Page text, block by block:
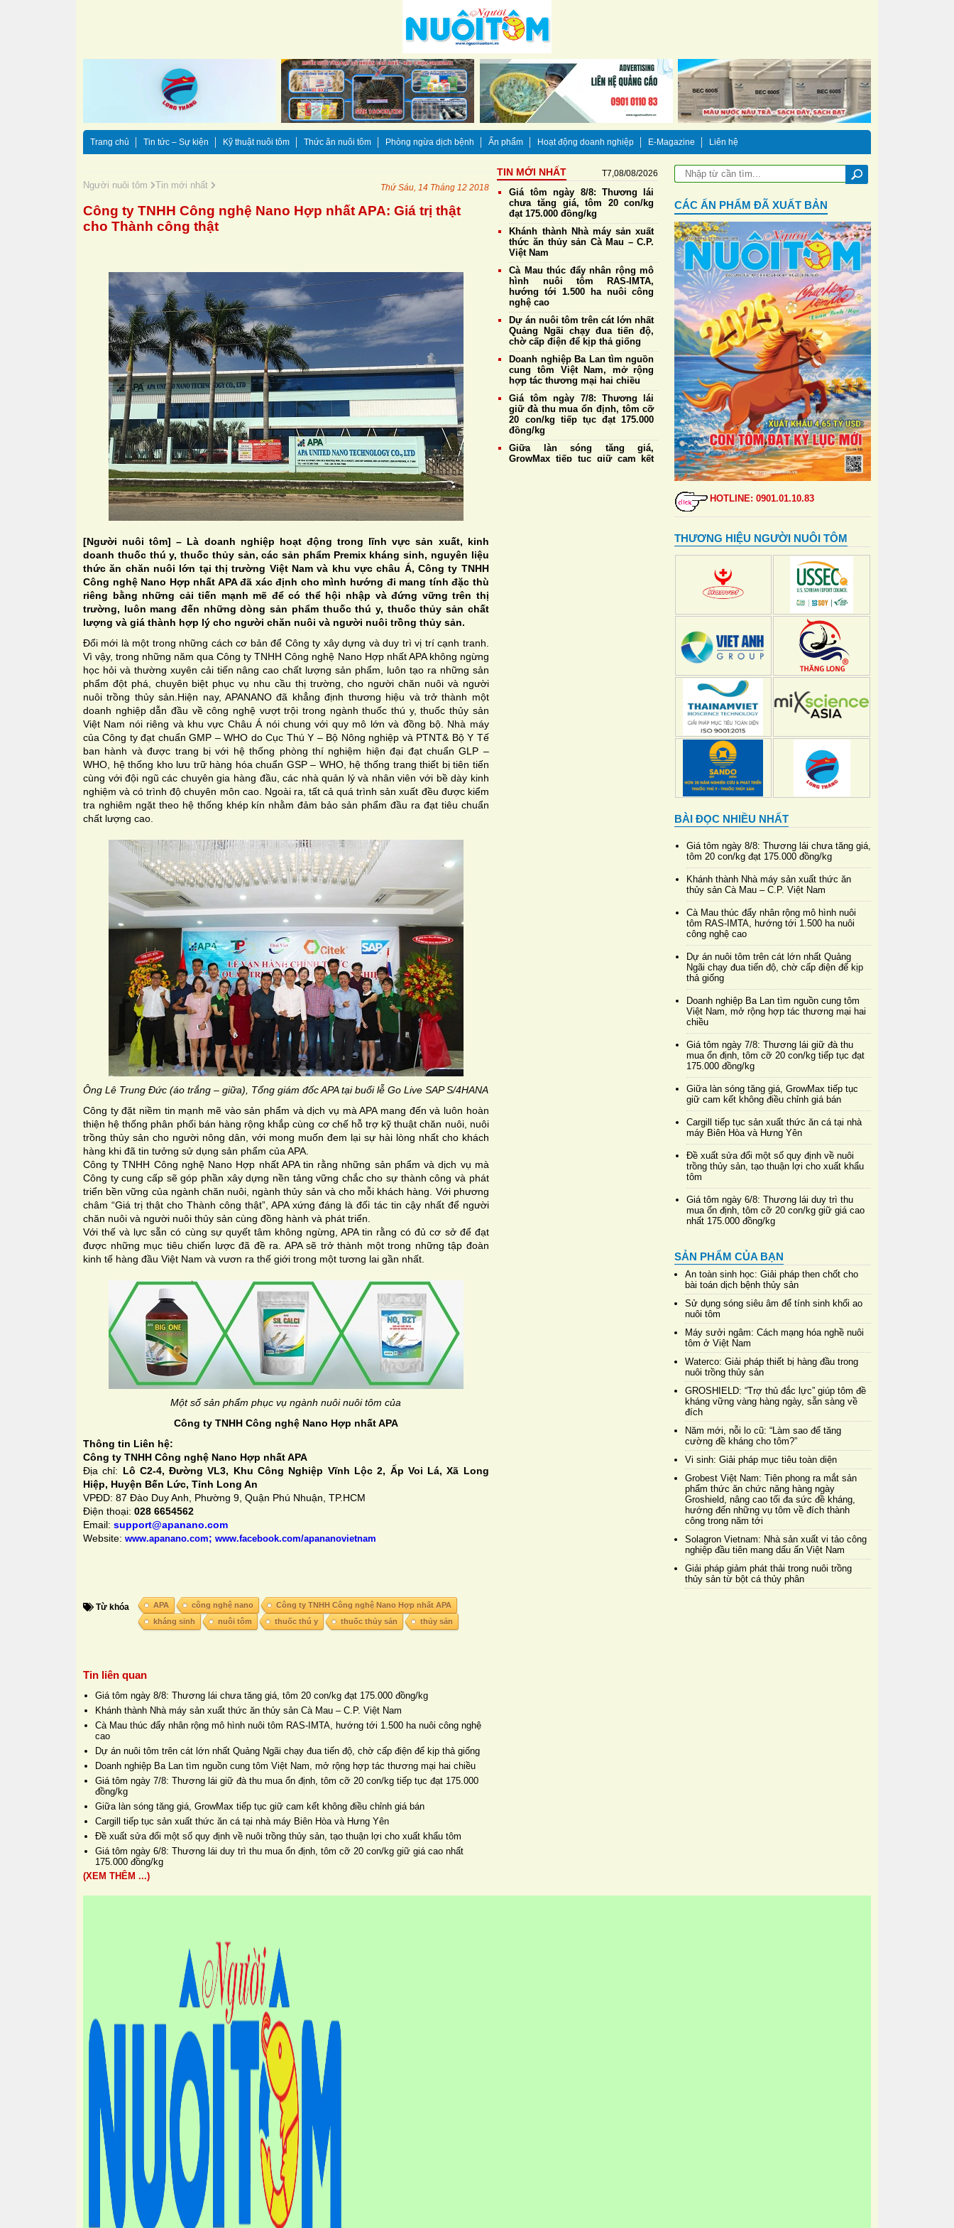
Trang chủ Tin tức – Sự kiện Kỹ thuật nuôi tôm Thức ăn nuôi tôm Phòng ngừa dịch bệnh Ấn phẩm Hoạt động doanh nghiệp E-Magazine Liên hệ
Người nuôi tôm Tin mới nhất Thứ Sáu, 14 Tháng 12 2018
Công ty TNHH Công nghệ Nano Hợp nhất APA: Giá trị thật
cho Thành công thật
[Người nuôi tôm] – Là doanh nghiệp hoạt động trong lĩnh vực sản xuất, kinh
doanh thuốc thú y, thuốc thủy sản, các sản phẩm Premix kháng sinh, nguyên liệu
thức ăn chăn nuôi lớn tại thị trường Việt Nam và khu vực châu Á, Công ty TNHH
Công nghệ Nano Hợp nhất APA đã xác định cho mình hướng đi mang tính đặc thù
riêng bằng những cải tiến mạnh mẽ để có thể hội nhập và đứng vững trên thị
trường, luôn mang đến những dòng sản phẩm thuốc thú y, thuốc thủy sản chất
lượng và giá thành hợp lý cho người chăn nuôi và người nuôi trồng thủy sản.
Đổi mới là một trong những cách cơ bản để Công ty xây dựng và duy trì vị trí cạnh tranh.
Vì vậy, trong những năm qua Công ty TNHH Công nghệ Nano Hợp nhất APA không ngừng
học hỏi và thường xuyên cải tiến nâng cao chất lượng sản phẩm, luôn tạo ra những sản
phẩm đột phá, chuyên biệt phục vụ nhu cầu thị trường, cho người chăn nuôi và người
nuôi trồng thủy sản.Hiện nay, APANANO đã khẳng định thương hiệu và trở thành một
doanh nghiệp dẫn đầu về công nghệ vượt trội trong ngành thuốc thú y, thuốc thủy sản
Việt Nam nói riêng và khu vực Châu Á nói chung với quy mô lớn và đồng bộ. Nhà máy
của Công ty đạt chuẩn GMP – WHO do Cục Thú Y – Bộ Nông nghiệp và PTNT& Bộ Y Tế
ban hành và được trang bị với hệ thống phòng thí nghiệm hiện đại đạt chuẩn GLP –
WHO, hệ thống kho lưu trữ hàng hóa chuẩn GSP – WHO, hệ thống trang thiết bị tiên tiến
cùng với đội ngũ các chuyên gia hàng đầu, các nhà quản lý và nhân viên với bề dày kinh
nghiệm và có trình độ chuyên môn cao. Ngoài ra, tất cả quá trình sản xuất đều được kiểm
tra nghiêm ngặt theo hệ thống khép kín nhằm đảm bảo sản phẩm đầu ra đạt tiêu chuẩn
chất lượng cao.
Ông Lê Trung Đức (áo trắng – giữa), Tổng giám đốc APA tại buổi lễ Go Live SAP S/4HANA
Công ty đặt niềm tin mạnh mẽ vào sản phẩm và dịch vụ mà APA mang đến và luôn hoàn
thiện hệ thống phân phối bán hàng rộng khắp cùng cơ chế hỗ trợ kỹ thuật chăn nuôi, nuôi
trồng thủy sản cho người nông dân, với mong muốn đem lại sự hài lòng nhất cho khách
hàng khi đã tin tưởng sử dụng sản phẩm của APA.
Công ty TNHH Công nghệ Nano Hợp nhất APA tin rằng những sản phẩm và dịch vụ mà
Công ty cung cấp sẽ góp phần xây dựng nền tảng vững chắc cho sự thành công và phát
triển bền vững của ngành chăn nuôi, ngành thủy sản và cho mỗi khách hàng. Với phương
châm “Giá trị thật cho Thành công thật”, APA xứng đáng là đối tác tin cậy nhất để người
chăn nuôi và người nuôi thủy sản cùng đồng hành và phát triển.
Với thế và lực sẵn có cùng sự quyết tâm không ngừng, APA tin rằng có đủ cơ sở để đạt
được những mục tiêu chiến lược đã đề ra. APA sẽ trở thành một trong những tập đoàn
kinh tế hàng đầu Việt Nam và vươn ra thế giới trong một tương lai gần nhất.
Một số sản phẩm phục vụ ngành nuôi nuôi tôm của
Công ty TNHH Công nghệ Nano Hợp nhất APA
Thông tin Liên hệ:
Công ty TNHH Công nghệ Nano Hợp nhất APA
Địa chỉ: Lô C2-4, Đường VL3, Khu Công Nghiệp Vĩnh Lộc 2, Ấp Voi Lá, Xã Long
Hiệp, Huyện Bến Lức, Tỉnh Long An
VPĐD: 87 Đào Duy Anh, Phường 9, Quận Phú Nhuận, TP.HCM
Điện thoại: 028 6654562
Email: support@apanano.com
Website: www.apanano.com; www.facebook.com/apananovietnam
Từ khóa APA công nghệ nano
Công ty TNHH Công nghệ Nano Hợp nhất APA
kháng sinh
nuôi tôm thuốc thú y thuốc thủy sản thủy sản
Tin liên quan
Giá tôm ngày 8/8: Thương lái chưa tăng giá, tôm 20 con/kg đạt 175.000 đồng/kg
Khánh thành Nhà máy sản xuất thức ăn thủy sản Cà Mau – C.P. Việt Nam
Cà Mau thúc đẩy nhân rộng mô hình nuôi tôm RAS-IMTA, hướng tới 1.500 ha nuôi công nghệ
cao
Dự án nuôi tôm trên cát lớn nhất Quảng Ngãi chạy đua tiến độ, chờ cấp điện để kịp thả giống
Doanh nghiệp Ba Lan tìm nguồn cung tôm Việt Nam, mở rộng hợp tác thương mại hai chiều
Giá tôm ngày 7/8: Thương lái giữ đà thu mua ổn định, tôm cỡ 20 con/kg tiếp tục đạt 175.000
đồng/kg
Giữa làn sóng tăng giá, GrowMax tiếp tục giữ cam kết không điều chỉnh giá bán
Cargill tiếp tục sản xuất thức ăn cá tại nhà máy Biên Hòa và Hưng Yên
Đề xuất sửa đổi một số quy định về nuôi trồng thủy sản, tạo thuận lợi cho xuất khẩu tôm
Giá tôm ngày 6/8: Thương lái duy trì thu mua ổn định, tôm cỡ 20 con/kg giữ giá cao nhất
175.000 đồng/kg
(XEM THÊM ...)
TIN MỚI NHẤT T7,08/08/2026
Giá tôm ngày 8/8: Thương lái
chưa tăng giá, tôm 20 con/kg
đạt 175.000 đồng/kg
Khánh thành Nhà máy sản xuất
thức ăn thủy sản Cà Mau – C.P.
Việt Nam
Cà Mau thúc đẩy nhân rộng mô
hình nuôi tôm RAS-IMTA,
hướng tới 1.500 ha nuôi công
nghệ cao
Dự án nuôi tôm trên cát lớn nhất
Quảng Ngãi chạy đua tiến độ,
chờ cấp điện để kịp thả giống
Doanh nghiệp Ba Lan tìm nguồn
cung tôm Việt Nam, mở rộng
hợp tác thương mại hai chiều
Giá tôm ngày 7/8: Thương lái
giữ đà thu mua ổn định, tôm cỡ
20 con/kg tiếp tục đạt 175.000
đồng/kg
Giữa làn sóng tăng giá,
GrowMax tiếp tục giữ cam kết
CÁC ẤN PHẨM ĐÃ XUẤT BẢN
HOTLINE: 0901.01.10.83
THƯƠNG HIỆU NGƯỜI NUÔI TÔM
BÀI ĐỌC NHIỀU NHẤT
Giá tôm ngày 8/8: Thương lái chưa tăng giá,
tôm 20 con/kg đạt 175.000 đồng/kg
Khánh thành Nhà máy sản xuất thức ăn
thủy sản Cà Mau – C.P. Việt Nam
Cà Mau thúc đẩy nhân rộng mô hình nuôi
tôm RAS-IMTA, hướng tới 1.500 ha nuôi
công nghệ cao
Dự án nuôi tôm trên cát lớn nhất Quảng
Ngãi chạy đua tiến độ, chờ cấp điện để kịp
thả giống
Doanh nghiệp Ba Lan tìm nguồn cung tôm
Việt Nam, mở rộng hợp tác thương mại hai
chiều
Giá tôm ngày 7/8: Thương lái giữ đà thu
mua ổn định, tôm cỡ 20 con/kg tiếp tục đạt
175.000 đồng/kg
Giữa làn sóng tăng giá, GrowMax tiếp tục
giữ cam kết không điều chỉnh giá bán
Cargill tiếp tục sản xuất thức ăn cá tại nhà
máy Biên Hòa và Hưng Yên
Đề xuất sửa đổi một số quy định về nuôi
trồng thủy sản, tạo thuận lợi cho xuất khẩu
tôm
Giá tôm ngày 6/8: Thương lái duy trì thu
mua ổn định, tôm cỡ 20 con/kg giữ giá cao
nhất 175.000 đồng/kg
SẢN PHẨM CỦA BẠN
An toàn sinh học: Giải pháp then chốt cho
bài toán dịch bệnh thủy sản
Sử dụng sóng siêu âm để tính sinh khối ao
nuôi tôm
Máy sưởi ngâm: Cách mạng hóa nghề nuôi
tôm ở Việt Nam
Waterco: Giải pháp thiết bị hàng đầu trong
nuôi trồng thủy sản
GROSHIELD: “Trợ thủ đắc lực” giúp tôm đề
kháng vững vàng hàng ngày, sẵn sàng về
đích
Năm mới, nỗi lo cũ: “Làm sao để tăng
cường đề kháng cho tôm?”
Vi sinh: Giải pháp mục tiêu toàn diện
Grobest Việt Nam: Tiên phong ra mắt sản
phẩm thức ăn chức năng hàng ngày
Groshield, nâng cao tối đa sức đề kháng,
hướng đến những vụ tôm về đích thành
công trong năm tới
Solagron Vietnam: Nhà sản xuất vi tảo công
nghiệp đầu tiên mang dấu ấn Việt Nam
Giải pháp giảm phát thải trong nuôi trồng
thủy sản từ bột cá thủy phân